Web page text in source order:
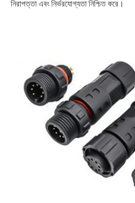
নিরাপত্তা এবং নির্ভরযোগ্যতা নিশ্চিত করে।